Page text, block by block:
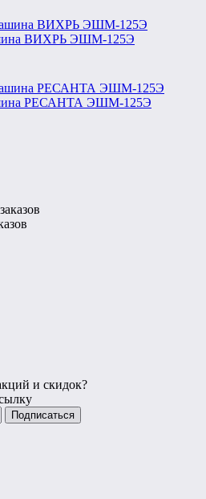
ВИХРЬ ЭШМ-125Э
РЕСАНТА ЭШМ-125Э
и скидок?
Подписаться